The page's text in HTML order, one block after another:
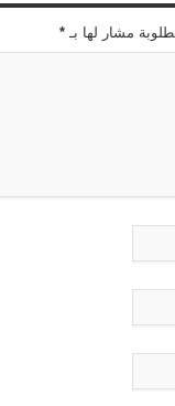
مشار لها بـ *